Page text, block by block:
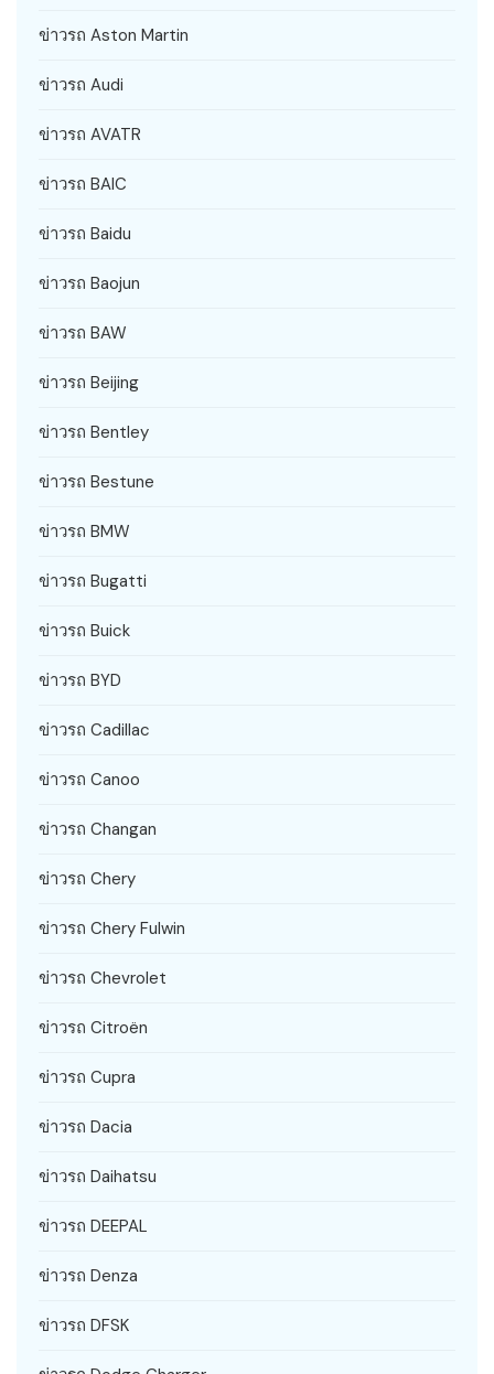
ข่าวรถ Aston Martin
ข่าวรถ Audi
ข่าวรถ AVATR
ข่าวรถ BAIC
ข่าวรถ Baidu
ข่าวรถ Baojun
ข่าวรถ BAW
ข่าวรถ Beijing
ข่าวรถ Bentley
ข่าวรถ Bestune
ข่าวรถ BMW
ข่าวรถ Bugatti
ข่าวรถ Buick
ข่าวรถ BYD
ข่าวรถ Cadillac
ข่าวรถ Canoo
ข่าวรถ Changan
ข่าวรถ Chery
ข่าวรถ Chery Fulwin
ข่าวรถ Chevrolet
ข่าวรถ Citroën
ข่าวรถ Cupra
ข่าวรถ Dacia
ข่าวรถ Daihatsu
ข่าวรถ DEEPAL
ข่าวรถ Denza
ข่าวรถ DFSK